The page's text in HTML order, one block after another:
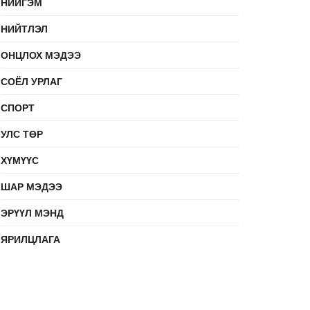
НИЙТЛЭЛ
ОНЦЛОХ МЭДЭЭ
СОЁЛ УРЛАГ
СПОРТ
УЛС ТӨР
ХҮМҮҮС
ШАР МЭДЭЭ
ЭРҮҮЛ МЭНД
ЯРИЛЦЛАГА